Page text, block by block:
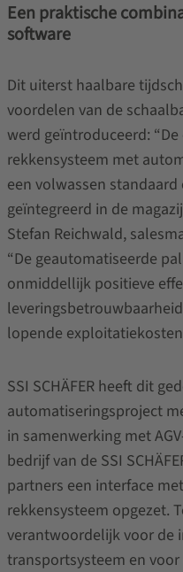
Een praktische
software
Dit uiterst haalbare
voordelen van de
werd geïntroduceerd:
rekkensysteem met
een volwassen
geïntegreerd in de
Stefan Reichwald,
“De geautomatiseerde
onmiddellijk positieve
lopende
SSI SCHÄFER heeft dit
automatiseringsproject
in samenwerking met
bedrijf van de SSI
partners een interface
rekkensysteem opgezet.
verantwoordelijk voor de
transportsysteem en